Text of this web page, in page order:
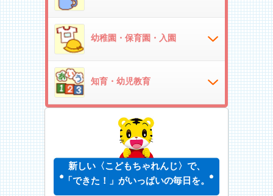
幼稚園・保育園・入園
知育・幼児教育
新しい〈こどもちゃれんじ〉で、
「できた！」がいっぱいの毎日を。